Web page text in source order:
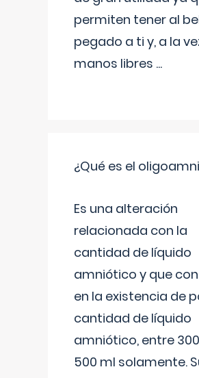
permiten tener al
pegado a ti y, a la
manos libres ...
¿Qué es el
Es una alteración
relacionada con la
cantidad de líquido
amniótico y que
en la existencia de
cantidad de líquido
amniótico, entre
500 ml solamente.